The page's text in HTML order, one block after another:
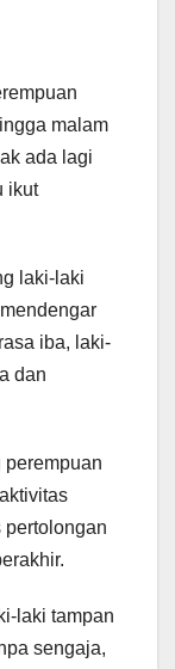
malam
ada lagi
ikut
laki-laki
iba, laki-
dan
perempuan
pertolongan
laki tampan
sengaja,